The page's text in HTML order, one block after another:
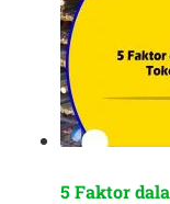
5 Faktor